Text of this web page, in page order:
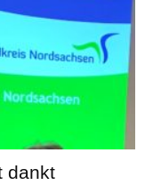
dankt